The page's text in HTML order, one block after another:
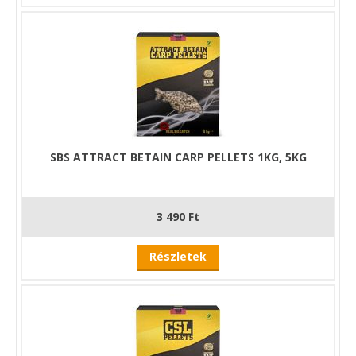
SBS ATTRACT BETAIN CARP PELLETS 1KG, 5KG
3 490 Ft
Részletek